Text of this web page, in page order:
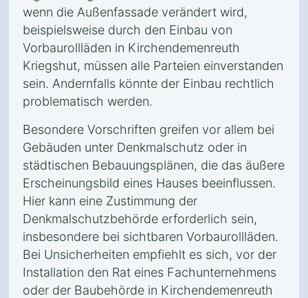
wenn die Außenfassade verändert wird,
beispielsweise durch den Einbau von
Vorbaurollläden in Kirchendemenreuth
Kriegshut, müssen alle Parteien einverstanden
sein. Andernfalls könnte der Einbau rechtlich
problematisch werden.
Besondere Vorschriften greifen vor allem bei
Gebäuden unter Denkmalschutz oder in
städtischen Bebauungsplänen, die das äußere
Erscheinungsbild eines Hauses beeinflussen.
Hier kann eine Zustimmung der
Denkmalschutzbehörde erforderlich sein,
insbesondere bei sichtbaren Vorbaurollläden.
Bei Unsicherheiten empfiehlt es sich, vor der
Installation den Rat eines Fachunternehmens
oder der Baubehörde in Kirchendemenreuth